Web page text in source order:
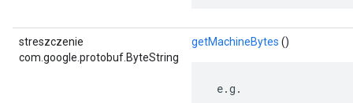
streszczenie
com.google.protobuf.ByteString
getMachineBytes ()
e.g.